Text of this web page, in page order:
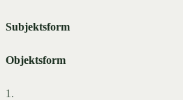
Subjektsform
Objektsform
1.